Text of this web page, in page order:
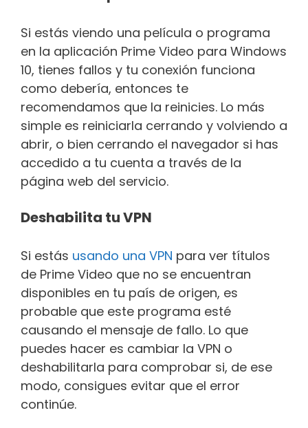
Si estás viendo una película o programa
en la aplicación Prime Video para Windows
10, tienes fallos y tu conexión funciona
como debería, entonces te
recomendamos que la reinicies. Lo más
simple es reiniciarla cerrando y volviendo a
abrir, o bien cerrando el navegador si has
accedido a tu cuenta a través de la
página web del servicio.
Deshabilita tu VPN
Si estás usando una VPN para ver títulos
de Prime Video que no se encuentran
disponibles en tu país de origen, es
probable que este programa esté
causando el mensaje de fallo. Lo que
puedes hacer es cambiar la VPN o
deshabilitarla para comprobar si, de ese
modo, consigues evitar que el error
continúe.